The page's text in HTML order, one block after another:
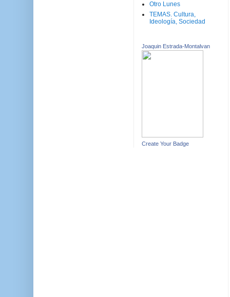
Otro Lunes
TEMAS. Cultura,
Ideología, Sociedad
Joaquin Estrada-Montalvan
Create Your Badge